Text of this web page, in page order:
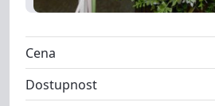
Cena
Dostupnost